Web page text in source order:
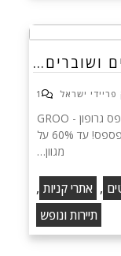
ושוברים…
ישראל 1
גרופון - גרו - דילים ושוברים שאסור לפספס‏ גרופון - GROO
(גרופון ישראל) - דילים וקופונים שאסור לפספס! עד 60% על
מגוון…
, אתרי קניות ,
תיירות ונופש